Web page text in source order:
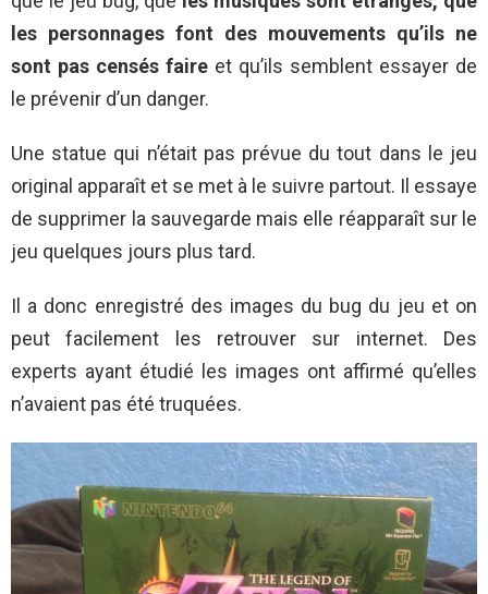
les personnages font des mouvements qu’ils ne
sont pas censés faire et qu’ils semblent essayer de
le prévenir d’un danger.
Une statue qui n’était pas prévue du tout dans le jeu
original apparaît et se met à le suivre partout. Il essaye
de supprimer la sauvegarde mais elle réapparaît sur le
jeu quelques jours plus tard.
Il a donc enregistré des images du bug du jeu et on
peut facilement les retrouver sur internet. Des
experts ayant étudié les images ont affirmé qu’elles
n’avaient pas été truquées.